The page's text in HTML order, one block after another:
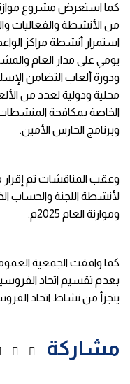
من الأنشطة والفعاليات
استمرار أنشطة مراكز
يومي على مدار العام
ودورة ألعاب التضامن
محلية ودولية لعدد من
الخاصة بمكافحة المنشطات
وبرنامج الحارس الأمين.
وعقب المناقشات تم إقرار
لأنشطة اللجنة والحساب
وموازنة العام 2025م.
كما وافقت الجمعية
بعدم تقسيم اتحاد
يتجزأ من نشاط اتحاد
مشاركة